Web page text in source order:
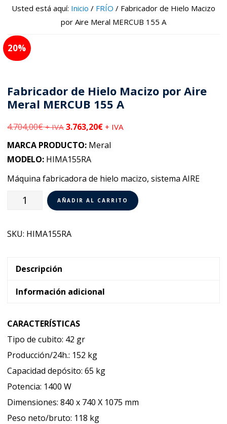
Usted está aquí: Inicio / FRÍO / Fabricador de Hielo Macizo
por Aire Meral MERCUB 155 A
20
Fabricador de Hielo Macizo por Aire
Meral MERCUB 155 A
4.704,00€ + IVA 3.763,20€ + IVA
MARCA PRODUCTO: Meral
MODELO: HIMA155RA
Máquina fabricadora de hielo macizo, sistema AIRE
Fabricador
Macizo
Aire
MERCUB
A
cantidad
AÑADIR AL CARRITO
SKU: HIMA155RA
Descripción
Información adicional
CARACTERÍSTICAS
Tipo de cubito: 42 gr
Producción/24h.: 152 kg
Capacidad depósito: 65 kg
Potencia: 1400 W
Dimensiones: 840 x 740 X 1075 mm
Peso neto/bruto: 118 kg